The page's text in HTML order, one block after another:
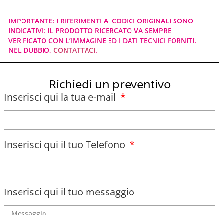
IMPORTANTE: I RIFERIMENTI AI CODICI ORIGINALI SONO
INDICATIVI; IL PRODOTTO RICERCATO VA SEMPRE
VERIFICATO CON L’IMMAGINE ED I DATI TECNICI FORNITI.
NEL DUBBIO, CONTATTACI.
Richiedi un preventivo
Inserisci qui la tua e-mail
Inserisci qui il tuo Telefono
Inserisci qui il tuo messaggio